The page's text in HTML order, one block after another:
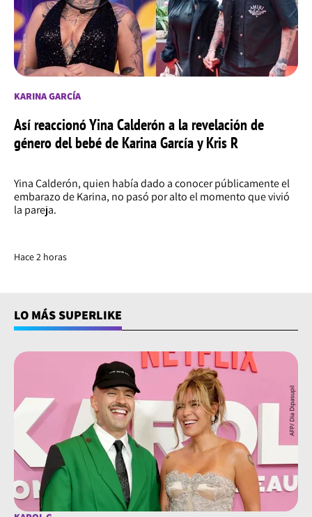
KARINA GARCÍA
Así reaccionó Yina Calderón a la revelación de
género del bebé de Karina García y Kris R
Yina Calderón, quien había dado a conocer públicamente el
embarazo de Karina, no pasó por alto el momento que vivió
la pareja.
Hace 2 horas
LO MÁS SUPERLIKE